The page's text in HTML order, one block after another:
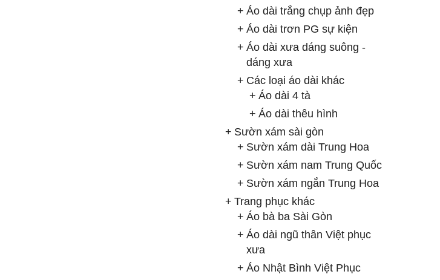
Áo dài trắng chụp ảnh đẹp
Áo dài trơn PG sự kiện
Áo dài xưa dáng suông -
dáng xưa
Các loại áo dài khác
Áo dài 4 tà
Áo dài thêu hình
Sườn xám sài gòn
Sườn xám dài Trung Hoa
Sườn xám nam Trung Quốc
Sườn xám ngắn Trung Hoa
Trang phục khác
Áo bà ba Sài Gòn
Áo dài ngũ thân Việt phục
xưa
Áo Nhật Bình Việt Phục